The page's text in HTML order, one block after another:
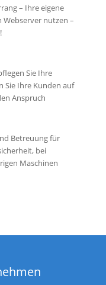
– Ihre eigene
nutzen –
Sie Ihre
Sie Ihre Kunden auf
Anspruch
Betreuung für
bei
Maschinen